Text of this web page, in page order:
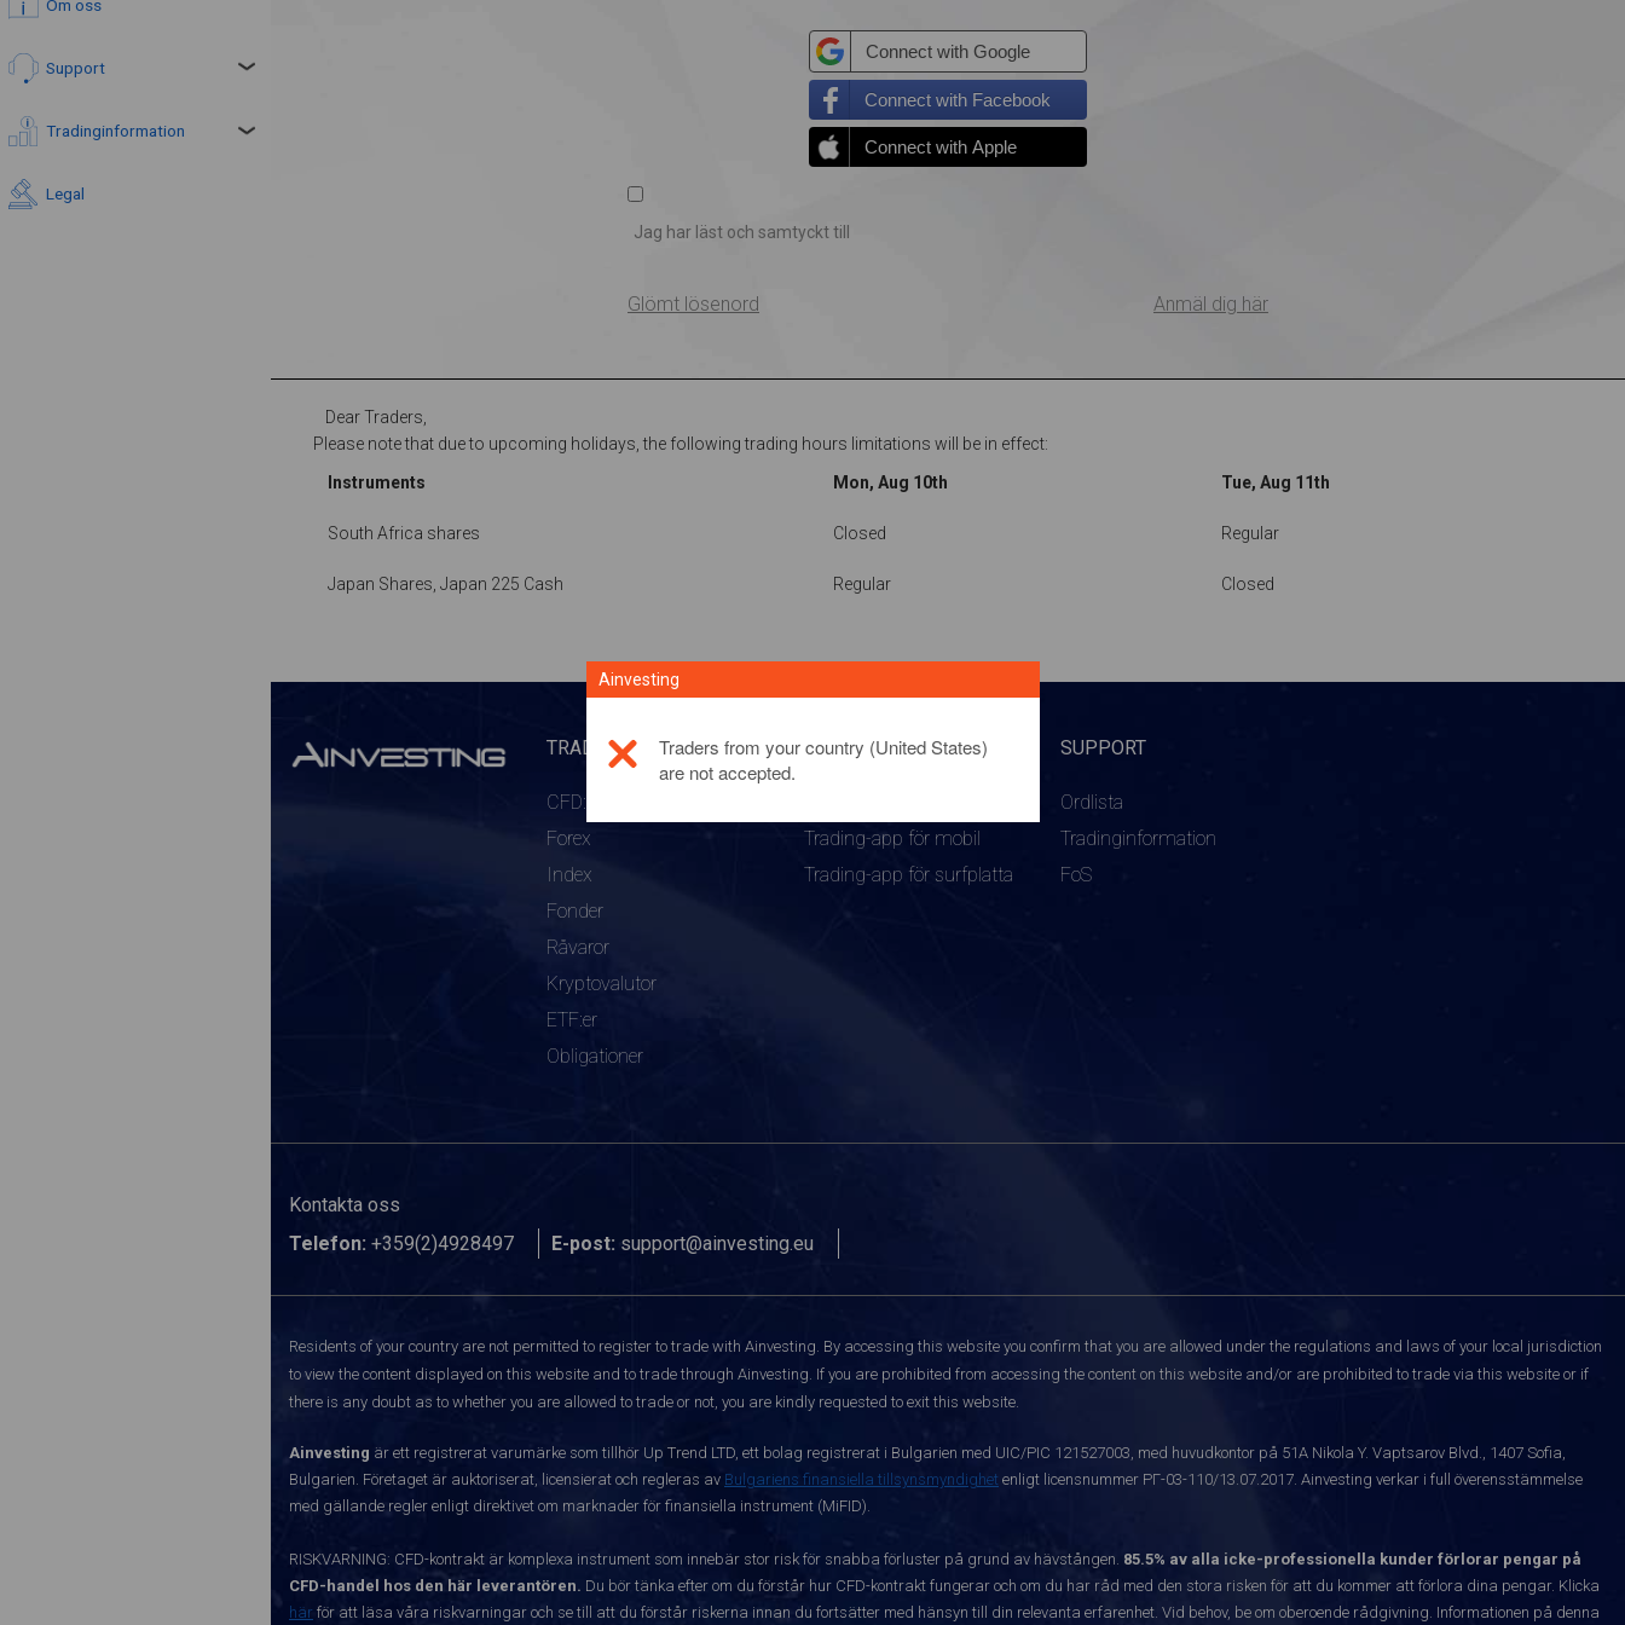
Om oss
Support
Tradinginformation
Legal
Connect with Google
Connect with Facebook
Connect with Apple
Jag har läst och samtyckt till
Glömt lösenord Anmäl dig här
Dear Traders,
Please note that due to upcoming holidays, the following trading hours limitations will be in effect:
Instruments
Mon, Aug 10th Tue, Aug 11th
South Africa shares Closed Regular
Japan Shares, Japan 225 Cash Regular Closed
TRADINGPRODUKTER
CFD:er
Forex
Index
Fonder
Råvaror
Kryptovalutor
ETF:er
Obligationer
PLATTFORMAR
Trading-app för mobil
Trading-app för surfplatta
SUPPORT
Ordlista
Tradinginformation
FoS
Kontakta oss
Telefon: +359(2)4928497 E-post: support@ainvesting.eu
Residents of your country are not permitted to register to trade with Ainvesting. By accessing this website you confirm that you are allowed under the regulations and laws of your local jurisdiction
to view the content displayed on this website and to trade through Ainvesting. If you are prohibited from accessing the content on this website and/or are prohibited to trade via this website or if
there is any doubt as to whether you are allowed to trade or not, you are kindly requested to exit this website.
Ainvesting är ett registrerat varumärke som tillhör Up Trend LTD, ett bolag registrerat i Bulgarien med UIC/PIC 121527003, med huvudkontor på 51A Nikola Y. Vaptsarov Blvd., 1407 Sofia,
Bulgarien. Företaget är auktoriserat, licensierat och regleras av Bulgariens finansiella tillsynsmyndighet enligt licensnummer РГ-03-110/13.07.2017. Ainvesting verkar i full överensstämmelse
med gällande regler enligt direktivet om marknader för finansiella instrument (MiFID).
RISKVARNING: CFD-kontrakt är komplexa instrument som innebär stor risk för snabba förluster på grund av hävstången. 85.5% av alla icke-professionella kunder förlorar pengar på
CFD-handel hos den här leverantören. Du bör tänka efter om du förstår hur CFD-kontrakt fungerar och om du har råd med den stora risken för att du kommer att förlora dina pengar. Klicka
här för att läsa våra riskvarningar och se till att du förstår riskerna innan du fortsätter med hänsyn till din relevanta erfarenhet. Vid behov, be om oberoende rådgivning. Informationen på denna
Ainvesting
Traders from your country (United States)
are not accepted.